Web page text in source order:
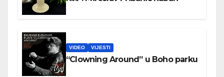
VIDEO VIJESTI
“Clowning Around” u Boho parku